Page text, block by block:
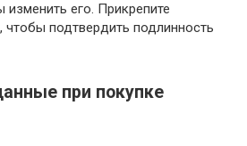
его. Прикрепите
чтобы подтвердить подлинность
при покупке